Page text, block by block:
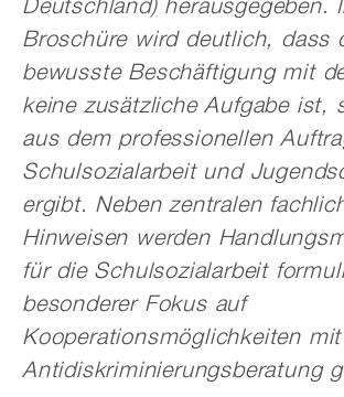
Broschüre wird deutlich, dass
bewusste Beschäftigung mit
keine zusätzliche Aufgabe ist,
aus dem professionellen
Schulsozialarbeit und
ergibt. Neben zentralen
Hinweisen werden
für die Schulsozialarbeit
besonderer Fokus auf
Kooperationsmöglichkeiten
Antidiskriminierungsberatung